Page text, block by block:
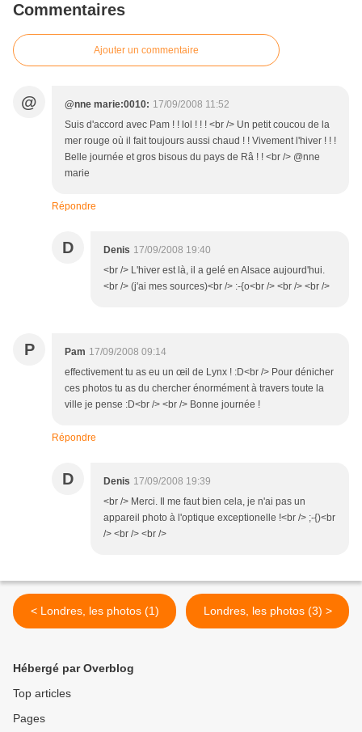
Commentaires
Ajouter un commentaire
@ @nne marie:0010: 17/09/2008 11:52
Suis d'accord avec Pam ! ! lol ! ! ! <br /> Un petit coucou de la
mer rouge où il fait toujours aussi chaud ! ! Vivement l'hiver ! ! !
Belle journée et gros bisous du pays de Râ ! ! <br /> @nne
marie
Répondre
D Denis 17/09/2008 19:40
<br /> L'hiver est là, il a gelé en Alsace aujourd'hui.
<br /> (j'ai mes sources)<br /> :-{o<br /> <br /> <br />
P Pam 17/09/2008 09:14
effectivement tu as eu un œil de Lynx ! :D<br /> Pour dénicher
ces photos tu as du chercher énormément à travers toute la
ville je pense :D<br /> <br /> Bonne journée !
Répondre
D Denis 17/09/2008 19:39
<br /> Merci. Il me faut bien cela, je n'ai pas un
appareil photo à l'optique exceptionelle !<br /> ;-{)<br
/> <br /> <br />
< Londres, les photos (1) Londres, les photos (3) >
Hébergé par Overblog
Top articles
Pages